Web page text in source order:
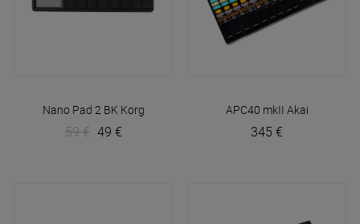
Nano Pad 2 BK Korg
59 € 49 €
APC40 mkII Akai
345 €